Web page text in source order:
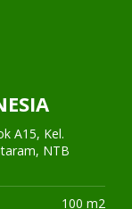
A15, Kel.
NTB
100 m2